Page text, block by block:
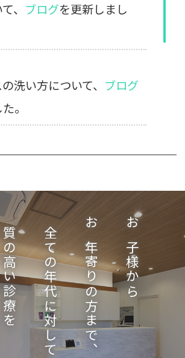
、 ブログを更新しまし
洗い方について、 ブログ
。
むメリットについて、ブ
歯矯正について、
た。
と噛むことの重要さについ
を更新しました。
お子様から
お年寄りの方まで、
全ての年代に対して
質の高い診療を